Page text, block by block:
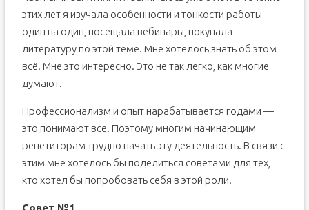
этих лет я изучала особенности и тонкости работы
один на один, посещала вебинары, покупала
литературу по этой теме. Мне хотелось знать об этом
всё. Мне это интересно. Это не так легко, как многие
думают.
Профессионализм и опыт нарабатывается годами —
это понимают все. Поэтому многим начинающим
репетиторам трудно начать эту деятельность. В связи с
этим мне хотелось бы поделиться советами для тех,
кто хотел бы попробовать себя в этой роли.
Совет №1